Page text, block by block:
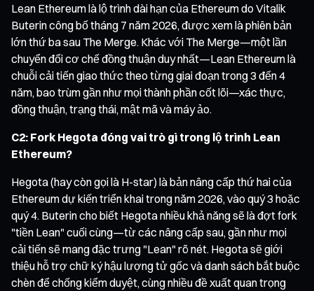
Lean Ethereum là lộ trình dài hạn của Ethereum do Vitalik
Buterin công bố tháng 7 năm 2026, được xem là phiên bản
lớn thứ ba sau The Merge. Khác với The Merge—một lần
chuyển đổi cơ chế đồng thuận duy nhất—Lean Ethereum là
chuỗi cải tiến giao thức theo từng giai đoạn trong 3 đến 4
năm, bao trùm gần như mọi thành phần cốt lõi—xác thực,
đồng thuận, trạng thái, mật mã và máy ảo.
C2: Fork Hegota đóng vai trò gì trong lộ trình Lean
Ethereum?
Hegota (hay còn gọi là H-star) là bản nâng cấp thứ hai của
Ethereum dự kiến triển khai trong năm 2026, vào quý 3 hoặc
quý 4. Buterin cho biết Hegota nhiều khả năng sẽ là đợt fork
"tiền Lean" cuối cùng—từ các nâng cấp sau, gần như mọi
cải tiến sẽ mang đặc trưng "Lean" rõ nét. Hegota sẽ giới
thiệu hỗ trợ chữ ký hậu lượng tử gốc và danh sách bắt buộc
chèn để chống kiểm duyệt, cùng nhiều đề xuất quan trọng